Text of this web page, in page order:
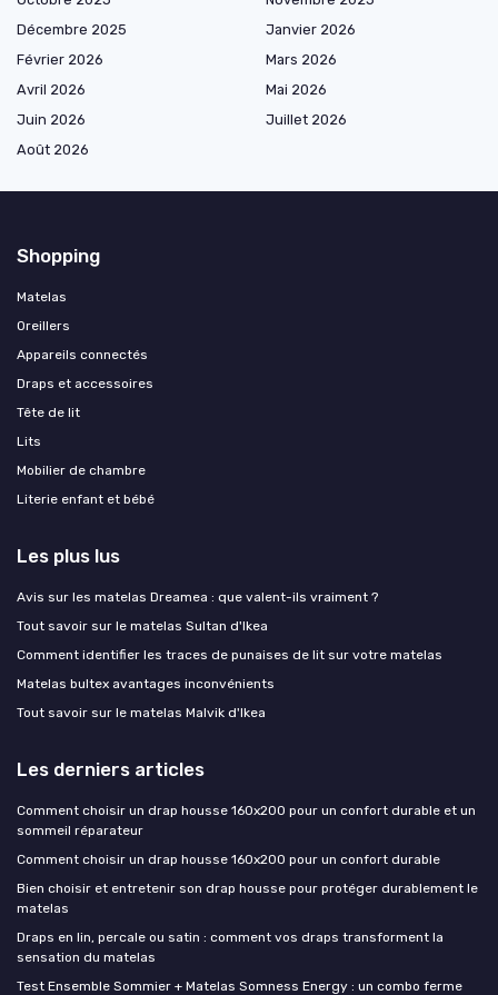
Décembre 2025
Janvier 2026
Février 2026
Mars 2026
Avril 2026
Mai 2026
Juin 2026
Juillet 2026
Août 2026
Shopping
Matelas
Oreillers
Appareils connectés
Draps et accessoires
Tête de lit
Lits
Mobilier de chambre
Literie enfant et bébé
Les plus lus
Avis sur les matelas Dreamea : que valent-ils vraiment ?
Tout savoir sur le matelas Sultan d'Ikea
Comment identifier les traces de punaises de lit sur votre matelas
Matelas bultex avantages inconvénients
Tout savoir sur le matelas Malvik d'Ikea
Les derniers articles
Comment choisir un drap housse 160x200 pour un confort durable et un
sommeil réparateur
Comment choisir un drap housse 160x200 pour un confort durable
Bien choisir et entretenir son drap housse pour protéger durablement le
matelas
Draps en lin, percale ou satin : comment vos draps transforment la
sensation du matelas
Test Ensemble Sommier + Matelas Somness Energy : un combo ferme